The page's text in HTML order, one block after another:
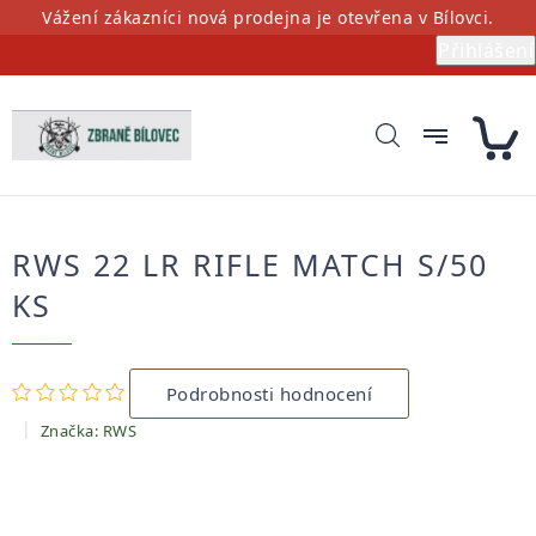
PřejítVážení zákazníci nová prodejna je otevřena v Bílovci.
RWS 22 LR RIFLE MATCH S/50
KS
Průměrné
hodnocení
produktu
je
Podrobnosti hodnocení
Značka: RWS